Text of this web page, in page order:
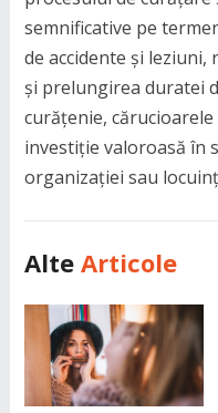
semnificative pe
de accidente și
și prelungirea duratei
curățenie,
investiție valoroasă în
organizației sau
Alte Articole